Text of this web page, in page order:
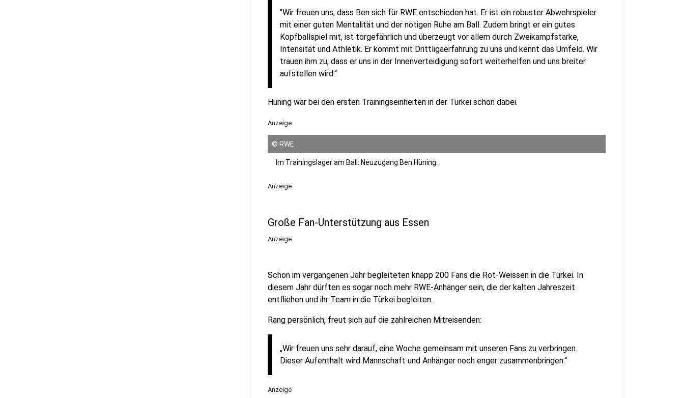
"Wir freuen uns, dass Ben sich für RWE entschieden hat. Er ist ein robuster Abwehrspieler
mit einer guten Mentalität und der nötigen Ruhe am Ball. Zudem bringt er ein gutes
Kopfballspiel mit, ist torgefährlich und überzeugt vor allem durch Zweikampfstärke,
Intensität und Athletik. Er kommt mit Drittligaerfahrung zu uns und kennt das Umfeld. Wir
trauen ihm zu, dass er uns in der Innenverteidigung sofort weiterhelfen und uns breiter
aufstellen wird.“
Hüning war bei den ersten Trainingseinheiten in der Türkei schon dabei.
Anzeige
© RWE
Im Trainingslager am Ball: Neuzugang Ben Hüning.
Anzeige
Große Fan-Unterstützung aus Essen
Anzeige
Schon im vergangenen Jahr begleiteten knapp 200 Fans die Rot-Weissen in die Türkei. In
diesem Jahr dürften es sogar noch mehr RWE-Anhänger sein, die der kalten Jahreszeit
entfliehen und ihr Team in die Türkei begleiten.
Rang persönlich, freut sich auf die zahlreichen Mitreisenden:
„Wir freuen uns sehr darauf, eine Woche gemeinsam mit unseren Fans zu verbringen.
Dieser Aufenthalt wird Mannschaft und Anhänger noch enger zusammenbringen.“
Anzeige